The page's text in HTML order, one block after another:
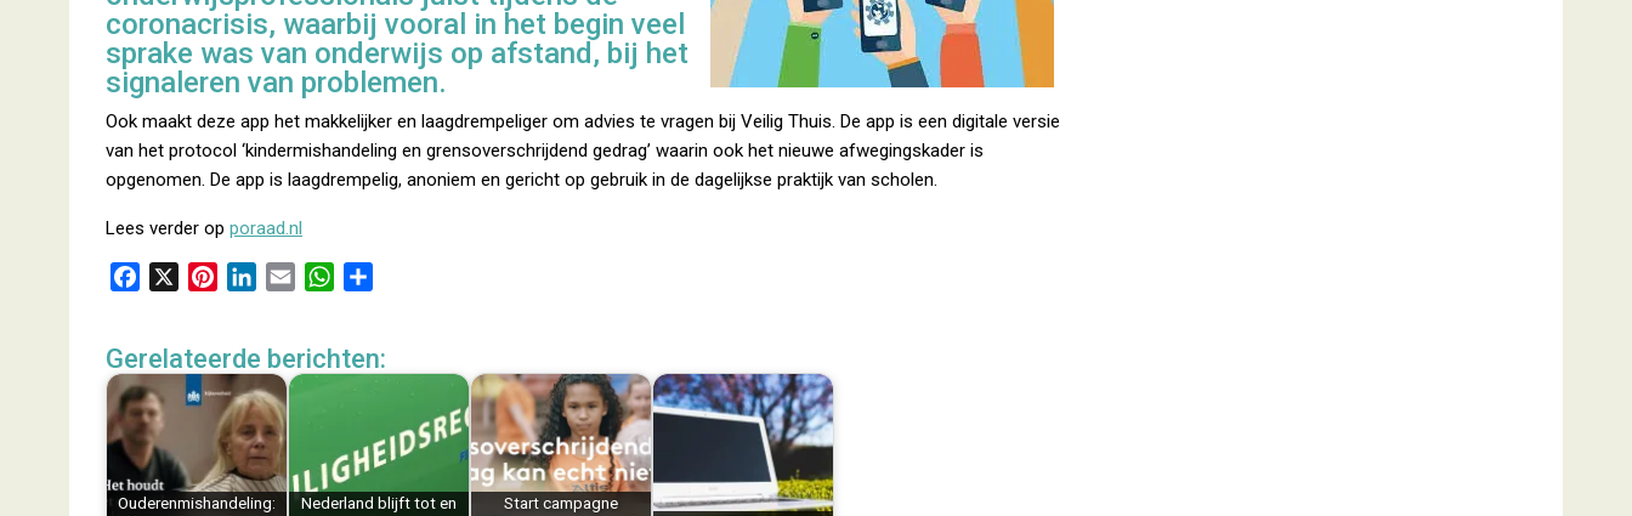
coronacrisis, waarbij vooral in het begin veel
sprake was van onderwijs op afstand, bij het
signaleren van problemen.
Ook maakt deze app het makkelijker en laagdrempeliger om advies te vragen bij Veilig Thuis. De app is een digitale versie
van het protocol ‘kindermishandeling en grensoverschrijdend gedrag’ waarin ook het nieuwe afwegingskader is
opgenomen. De app is laagdrempelig, anoniem en gericht op gebruik in de dagelijkse praktijk van scholen.
Lees verder op poraad.nl
e
b
o
o
k
t
e
r
e
s
t
k
e
d
I
n
i
W
t
p
p
e
Gerelateerde berichten:
Ouderenmishandeling:
Nederland blijft tot en
Start campagne